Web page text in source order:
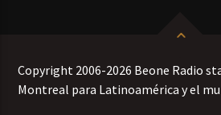
Copyright 2006-2026 Beone Radio
Montreal para Latinoamérica y el